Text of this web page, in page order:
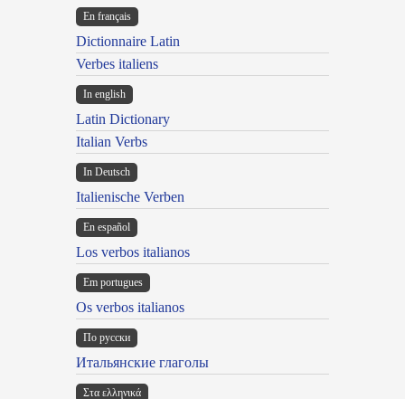
En français
Dictionnaire Latin
Verbes italiens
In english
Latin Dictionary
Italian Verbs
In Deutsch
Italienische Verben
En español
Los verbos italianos
Em portugues
Os verbos italianos
По русски
Итальянские глаголы
Στα ελληνικά